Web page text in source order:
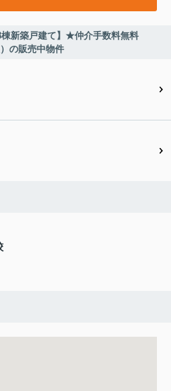
棟新築戸建て】★仲介手数料無料
の販売中物件